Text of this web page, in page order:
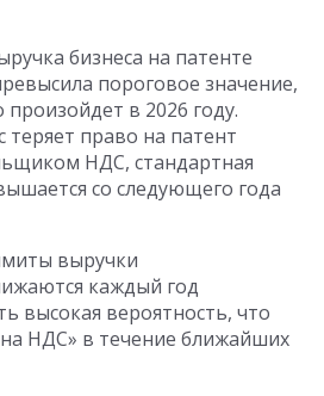
бизнеса на патенте
пороговое значение,
произойдет в 2026 году.
теряет право на патент
НДС, стандартная
со следующего года
выручки
каждый год
высокая вероятность, что
НДС» в течение ближайших